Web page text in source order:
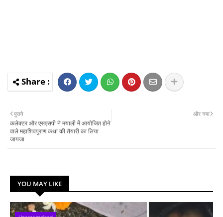
और नया
पुराने
कलेक्टर और एसएसपी ने मयाली में आयोजित होने
वाले महाशिवपुराण कथा की तैयारी का लिया
जायजा
YOU MAY LIKE